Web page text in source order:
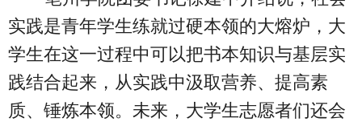
实践是青年学生练就过硬本领的大熔炉，大
学生在这一过程中可以把书本知识与基层实
践结合起来，从实践中汲取营养、提高素
质、锤炼本领。未来，大学生志愿者们还会